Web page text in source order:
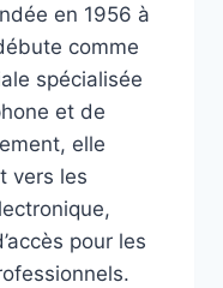
en 1956 à
comme
spécialisée
et de
elle
vers les
pour les